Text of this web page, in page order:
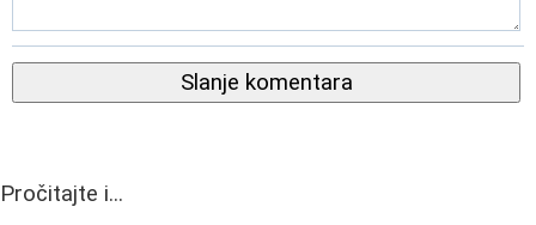
Slanje komentara
Pročitajte i...